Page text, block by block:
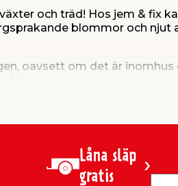
och träd! Hos jem & fix
blommor och njut
oavsett om det är inomhus
Låna släp
gratis